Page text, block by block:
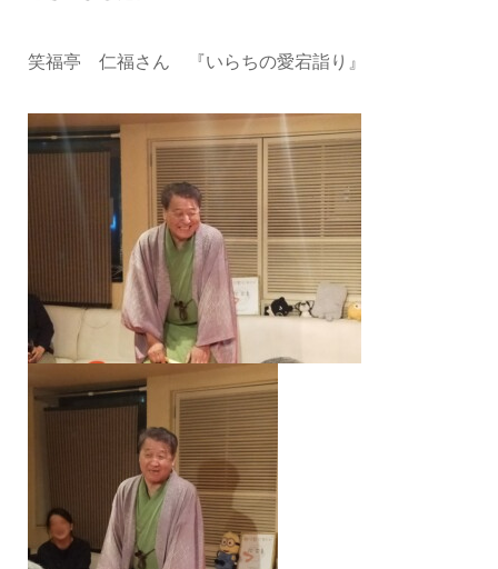
笑福亭 仁福さん 『いらちの愛宕詣り』